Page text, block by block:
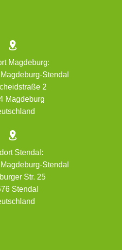


Magdeburg:
Stendal
2
Magdeburg


Stendal:
Stendal
Str. 25
Stendal